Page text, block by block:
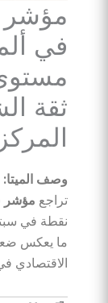
في
ثقة
وصف الميتا:
تراجع مؤشر Ifo لمناخ الأعمال في ألمانيا
ما يعكس
الاقتصادي